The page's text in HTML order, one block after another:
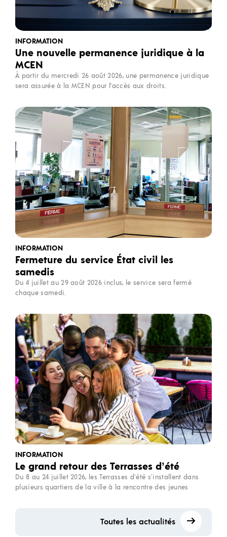
INFORMATION
Une nouvelle permanence juridique à la
MCEN
À partir du mercredi 26 août 2026, une permanence juridique
sera assurée à la MCEN pour l'accès aux droits.
INFORMATION
Fermeture du service État civil les
samedis
Du 4 juillet au 29 août 2026 inclus, le service sera fermé
chaque samedi.
INFORMATION
Le grand retour des Terrasses d’été
Du 8 au 24 juillet 2026, les Terrasses d’été s’installent dans
plusieurs quartiers de la ville à la rencontre des jeunes
Toutes les actualités